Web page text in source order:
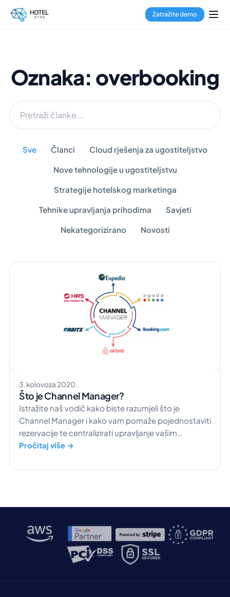
Zatražite demo
Oznaka: overbooking
Sve Članci Cloud rješenja za ugostiteljstvo
Nove tehnologije u ugostiteljstvu
Strategije hotelskog marketinga
Tehnike upravljanja prihodima Savjeti
Nekategorizirano Novosti
3. kolovoza 2020.
Što je Channel Manager?
Istražite naš vodič kako biste razumjeli što je
Channel Manager i kako vam pomaže pojednostaviti
rezervacije te centralizirati upravljanje vašim
hotelom.
Pročitaj više →